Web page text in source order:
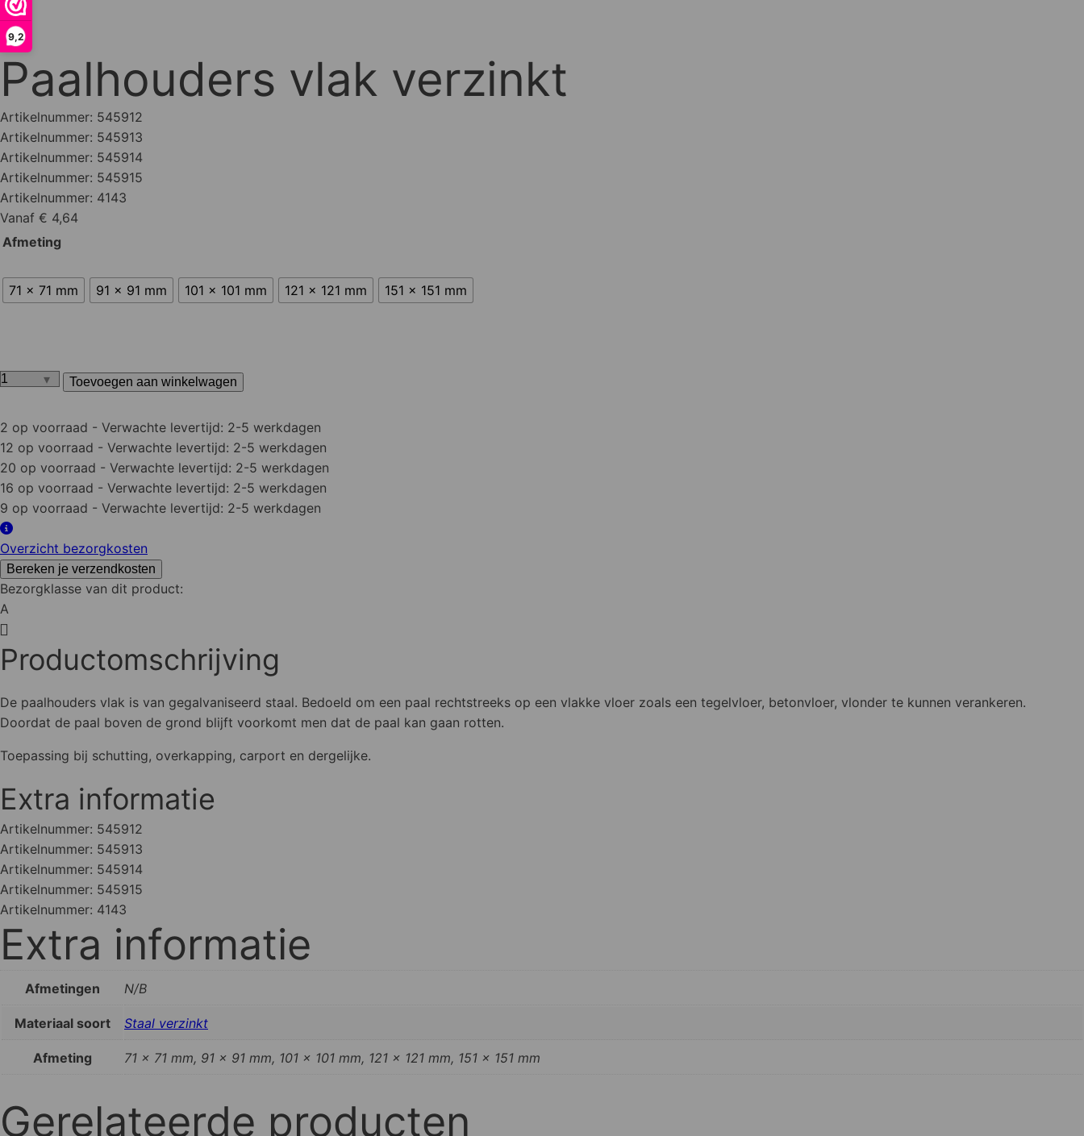
9,2
Paalhouders vlak verzinkt
Artikelnummer: 545912
Artikelnummer: 545913
Artikelnummer: 545914
Artikelnummer: 545915
Artikelnummer: 4143
Vanaf € 4,64
Afmeting
71 x 71 mm 91 x 91 mm 101 x 101 mm 121 x 121 mm 151 x 151 mm
Paalhouders
verzinkt
aantal
Toevoegen aan winkelwagen
2 op voorraad - Verwachte levertijd: 2-5 werkdagen
12 op voorraad - Verwachte levertijd: 2-5 werkdagen
20 op voorraad - Verwachte levertijd: 2-5 werkdagen
16 op voorraad - Verwachte levertijd: 2-5 werkdagen
9 op voorraad - Verwachte levertijd: 2-5 werkdagen
Overzicht bezorgkosten
Bereken je verzendkosten
Bezorgklasse van dit product:
A
Productomschrijving
De paalhouders vlak is van gegalvaniseerd staal. Bedoeld om een paal rechtstreeks op een vlakke vloer zoals een tegelvloer, betonvloer, vlonder te kunnen verankeren.
Doordat de paal boven de grond blijft voorkomt men dat de paal kan gaan rotten.
Toepassing bij schutting, overkapping, carport en dergelijke.
Extra informatie
Artikelnummer: 545912
Artikelnummer: 545913
Artikelnummer: 545914
Artikelnummer: 545915
Artikelnummer: 4143
Extra informatie
Afmetingen N/B
Materiaal soort Staal verzinkt
Afmeting 71 x 71 mm, 91 x 91 mm, 101 x 101 mm, 121 x 121 mm, 151 x 151 mm
Gerelateerde producten